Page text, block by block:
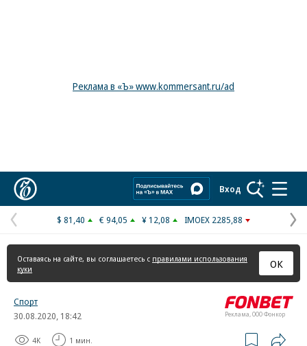
Реклама в «Ъ» www.kommersant.ru/ad
Вход
Предыдущая
страница
$ 81,40 € 94,05 ¥ 12,08 IMOEX 2285,88
Оставаясь на сайте, вы соглашаетесь с правилами использования
куки
ОК
Реклама, ООО Фонкор
Спорт
30.08.2020, 18:42
4K 1 мин.